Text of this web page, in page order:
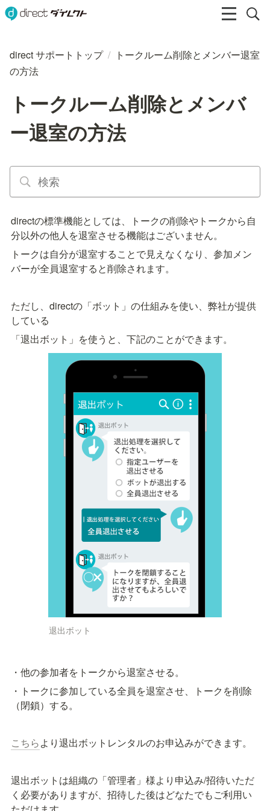
direct サポートトップ /
トークルーム削除とメンバー退室
の方法
トークルーム削除とメンバ
ー退室の方法
directの標準機能としては、トークの削除やトークから自
分以外の他人を退室させる機能はございません。
トークは自分が退室することで見えなくなり、参加メン
バーが全員退室すると削除されます。
ただし、directの「ボット」の仕組みを使い、弊社が提供
している
「退出ボット」を使うと、下記のことができます。
退出ボット
・他の参加者をトークから退室させる。
・トークに参加している全員を退室させ、トークを削除
（閉鎖）する。
こちらより退出ボットレンタルのお申込みができます。
退出ボットは組織の「管理者」様より申込み/招待いただ
く必要がありますが、招待した後はどなたでもご利用い